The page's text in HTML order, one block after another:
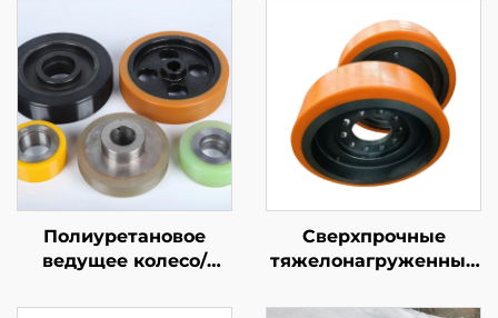
Полиуретановое
ведущее колесо/
тяговое колесо/
Сверхпрочные
тяжелонагруженные
полиуретановые